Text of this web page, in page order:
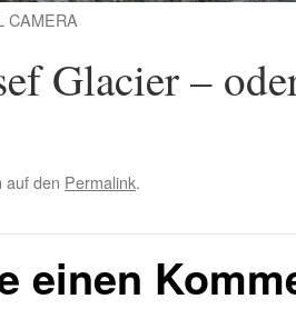
CAMERA
Glacier –
auf den Permalink.
einen